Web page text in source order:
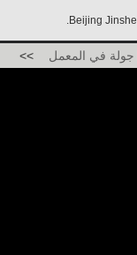
Beijing
جولة في المعمل >>